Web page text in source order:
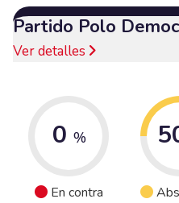
Partido Polo
Ver detalles
0 %
En contra